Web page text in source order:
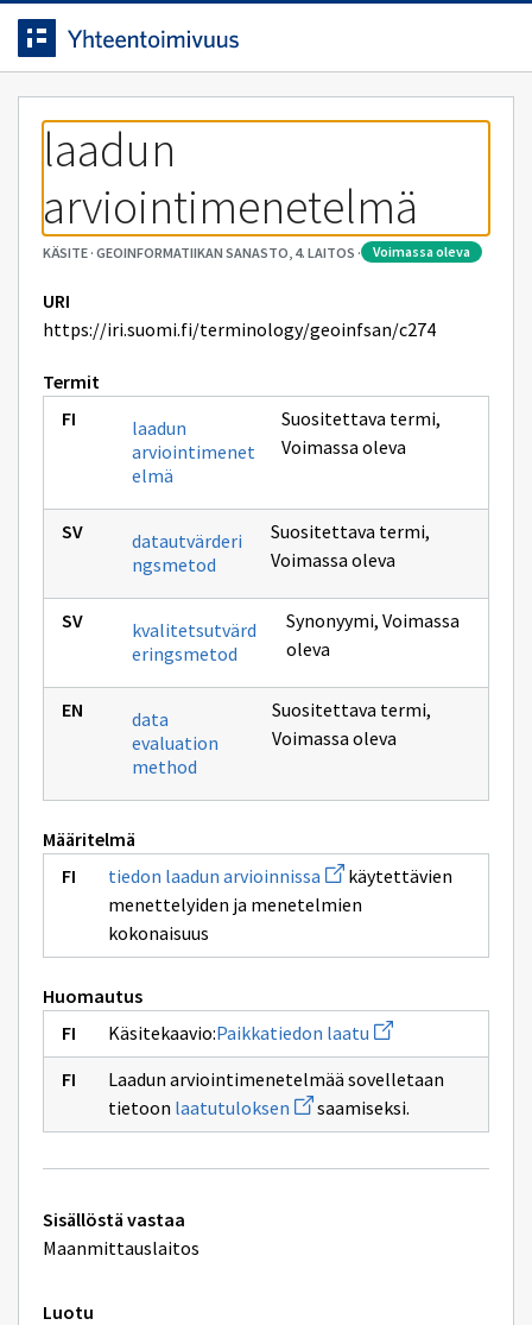
Siirrytty
sivulle
Siirry suoraan sisältöön.
laadun
arviointimenetelmä
KÄSITE· GEOINFORMATIIKAN SANASTO, 4. LAITOS · voimassa oleva
URI
https://iri.suomi.fi/terminology/geoinfsan/c274
Termit
laadun
arviointimenet
elmä
Suositettava termi,
Voimassa oleva
datautvärderi
ngsmetod
Suositettava termi,
Voimassa oleva
kvalitetsutvärd
eringsmetod
Synonyymi, Voimassa
oleva
data
evaluation
method
Suositettava termi,
Voimassa oleva
Määritelmä
tiedon laadun arvioinnissa Avaa
uuden
ikkunan
laadun
käytettävien
menettelyiden ja menetelmien
kokonaisuus
Huomautus
Käsitekaavio:Paikkatiedon laatu Avaa
uuden
ikkunan
sivulle
Paikkatiedon
laatu
Laadun arviointimenetelmää sovelletaan
tietoon laatutuloksen Avaa
uuden
ikkunan
saamiseksi.
Tekniset
lisätiedot
Sisällöstä vastaa
Maanmittauslaitos
Luotu